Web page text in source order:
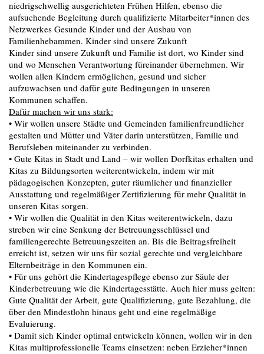
niedrigschwellig ausgerichteten Frühen Hilfen, ebenso die
aufsuchende Begleitung durch qualifizierte Mitarbeiter*innen des
Netzwerkes Gesunde Kinder und der Ausbau von
Familienhebammen. Kinder sind unsere Zukunft
Kinder sind unsere Zukunft und Familie ist dort, wo Kinder sind
und wo Menschen Verantwortung füreinander übernehmen. Wir
wollen allen Kindern ermöglichen, gesund und sicher
aufzuwachsen und dafür gute Bedingungen in unseren
Kommunen schaffen.
Dafür machen wir uns stark:
• Wir wollen unsere Städte und Gemeinden familienfreundlicher
gestalten und Mütter und Väter darin unterstützen, Familie und
Berufsleben miteinander zu verbinden.
• Gute Kitas in Stadt und Land – wir wollen Dorfkitas erhalten und
Kitas zu Bildungsorten weiterentwickeln, indem wir mit
pädagogischen Konzepten, guter räumlicher und finanzieller
Ausstattung und regelmäßiger Zertifizierung für mehr Qualität in
unseren Kitas sorgen.
• Wir wollen die Qualität in den Kitas weiterentwickeln, dazu
streben wir eine Senkung der Betreuungsschlüssel und
familiengerechte Betreuungszeiten an. Bis die Beitragsfreiheit
erreicht ist, setzen wir uns für sozial gerechte und vergleichbare
Elternbeiträge in den Kommunen ein.
• Für uns gehört die Kindertagespflege ebenso zur Säule der
Kinderbetreuung wie die Kindertagesstätte. Auch hier muss gelten:
Gute Qualität der Arbeit, gute Qualifizierung, gute Bezahlung, die
über den Mindestlohn hinaus geht und eine regelmäßige
Evaluierung.
• Damit sich Kinder optimal entwickeln können, wollen wir in den
Kitas multiprofessionelle Teams einsetzen: neben Erzieher*innen